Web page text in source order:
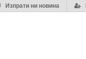
Изпрати ни новина